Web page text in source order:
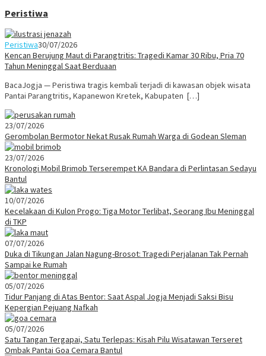
Peristiwa
Peristiwa30/07/2026
Kencan Berujung Maut di Parangtritis: Tragedi Kamar 30 Ribu, Pria 70
Tahun Meninggal Saat Berduaan
BacaJogja — Peristiwa tragis kembali terjadi di kawasan objek wisata
Pantai Parangtritis, Kapanewon Kretek, Kabupaten […]
23/07/2026
Gerombolan Bermotor Nekat Rusak Rumah Warga di Godean Sleman
23/07/2026
Kronologi Mobil Brimob Terserempet KA Bandara di Perlintasan Sedayu
Bantul
10/07/2026
Kecelakaan di Kulon Progo: Tiga Motor Terlibat, Seorang Ibu Meninggal
di TKP
07/07/2026
Duka di Tikungan Jalan Nagung-Brosot: Tragedi Perjalanan Tak Pernah
Sampai ke Rumah
05/07/2026
Tidur Panjang di Atas Bentor: Saat Aspal Jogja Menjadi Saksi Bisu
Kepergian Pejuang Nafkah
05/07/2026
Satu Tangan Tergapai, Satu Terlepas: Kisah Pilu Wisatawan Terseret
Ombak Pantai Goa Cemara Bantul